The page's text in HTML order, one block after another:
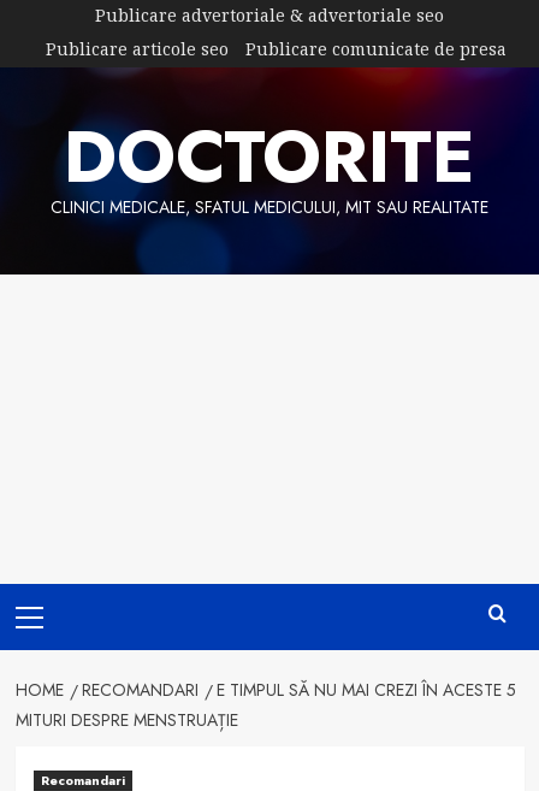
content
Publicare advertoriale & advertoriale seo
Publicare articole seo
Publicare comunicate de presa
DOCTORITE
CLINICI MEDICALE, SFATUL MEDICULUI, MIT SAU REALITATE
Menu
HOME RECOMANDARI
E TIMPUL SĂ NU MAI CREZI ÎN ACESTE 5
MITURI DESPRE MENSTRUAȚIE
Recomandari